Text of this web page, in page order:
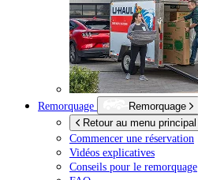
Remorquage
Remorquage
Retour au menu principal
Commencer une réservation
Vidéos explicatives
Conseils pour le remorquage